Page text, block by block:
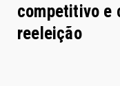
competitivo e
reeleição